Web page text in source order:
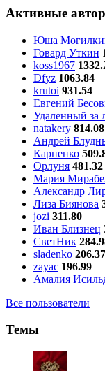
Активные
Юша
Говард Уткин
koss1967
Dfyz 1063.84
krutoi 931.54
Евгений
Удаленный за
natakery 814.08
Андрей
Карпенко
Орлуня 481.32
Мария
Александр
Лиза Биянова
jozi 311.80
Иван Близнец
СветНик
sladenko 206.37
zayac 196.99
Амалия
Все пользователи
Темы